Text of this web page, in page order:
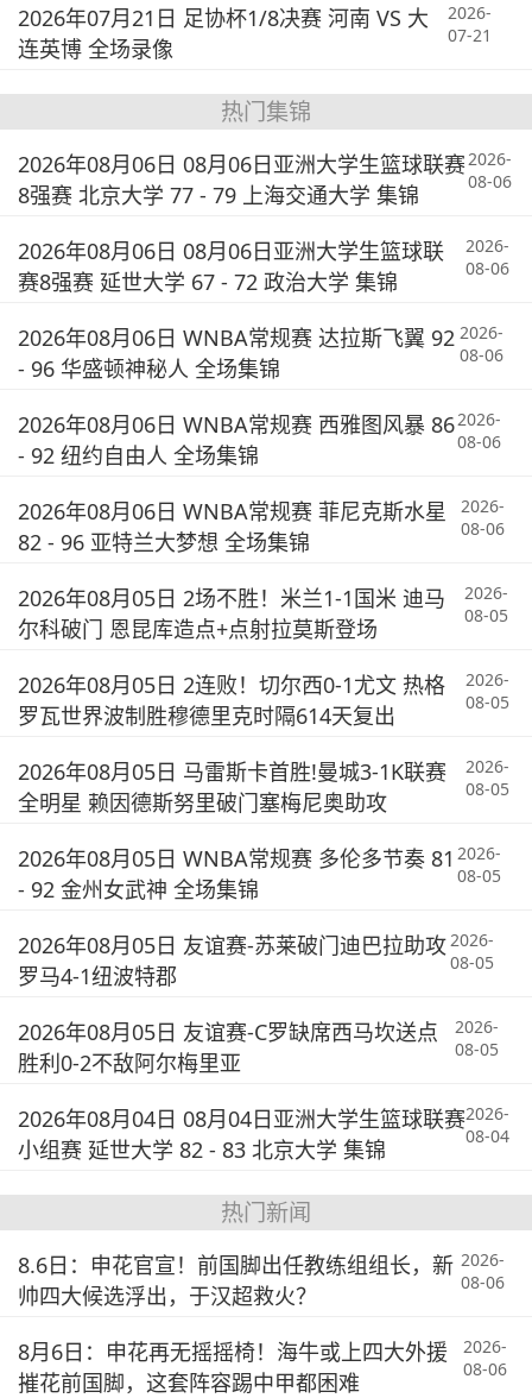
2026年07月21日 足协杯1/8决赛 河南 VS 大
连英博 全场录像
2026-
07-21
热门集锦
2026年08月06日 08月06日亚洲大学生篮球联赛
8强赛 北京大学 77 - 79 上海交通大学 集锦
2026-
08-06
2026年08月06日 08月06日亚洲大学生篮球联
赛8强赛 延世大学 67 - 72 政治大学 集锦
2026-
08-06
2026年08月06日 WNBA常规赛 达拉斯飞翼 92
- 96 华盛顿神秘人 全场集锦
2026-
08-06
2026年08月06日 WNBA常规赛 西雅图风暴 86
- 92 纽约自由人 全场集锦
2026-
08-06
2026年08月06日 WNBA常规赛 菲尼克斯水星
82 - 96 亚特兰大梦想 全场集锦
2026-
08-06
2026年08月05日 2场不胜！米兰1-1国米 迪马
尔科破门 恩昆库造点+点射拉莫斯登场
2026-
08-05
2026年08月05日 2连败！切尔西0-1尤文 热格
罗瓦世界波制胜穆德里克时隔614天复出
2026-
08-05
2026年08月05日 马雷斯卡首胜!曼城3-1K联赛
全明星 赖因德斯努里破门塞梅尼奥助攻
2026-
08-05
2026年08月05日 WNBA常规赛 多伦多节奏 81
- 92 金州女武神 全场集锦
2026-
08-05
2026年08月05日 友谊赛-苏莱破门迪巴拉助攻
罗马4-1纽波特郡
2026-
08-05
2026年08月05日 友谊赛-C罗缺席西马坎送点
胜利0-2不敌阿尔梅里亚
2026-
08-05
2026年08月04日 08月04日亚洲大学生篮球联赛
小组赛 延世大学 82 - 83 北京大学 集锦
2026-
08-04
热门新闻
8.6日：申花官宣！前国脚出任教练组组长，新
帅四大候选浮出，于汉超救火？
2026-
08-06
8月6日：申花再无摇摇椅！海牛或上四大外援
摧花前国脚，这套阵容踢中甲都困难
2026-
08-06